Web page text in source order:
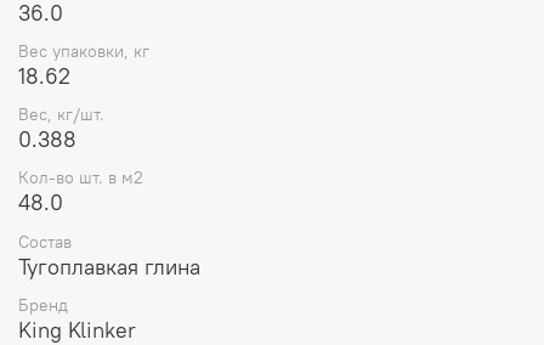
36.0
Вес упаковки, кг
18.62
Вес, кг/шт.
0.388
Кол-во шт. в м2
48.0
Состав
Тугоплавкая глина
Бренд
King Klinker